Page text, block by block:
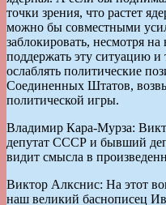
точки зрения, что растет
можно бы совместными
заблокировать, несмотря на
поддержать эту ситуацию и
ослаблять политические
Соединенных Штатов,
политической игры.
Владимир Кара-Мурза:
депутат СССР и бывший
видит смысла в
Виктор Алкснис: На этот
наш великий баснописец